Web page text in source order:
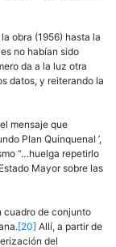
obra (1956) hasta la
no habían sido
da a la luz otra
datos, y reiterando la
mensaje que
Plan Quinquenal ’,
“…huelga repetirlo
Mayor sobre las
cuadro de conjunto
[20] Allí, a partir de
del